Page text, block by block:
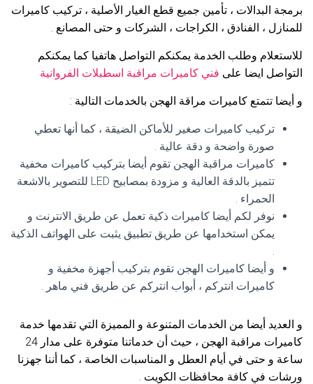
برمجة البدالات ، تأمين جميع قطع الغيار الأصلية ، تركيب كاميرات
للمنازل ، الفنادق ، الكراجات ، الشركات و حتى المصانع .
للاستعلام وطلب الخدمة يمكنكم التواصل هاتفيا كما يمكنكم
التواصل ايضا على فني كاميرات مراقبة اسطبلات الفروانية
و أيضا تتمتع كاميرات مراقة الهجن بالخدمات التالية :
تركيب كاميرات صغير للأماكن الضيقة ، كما أنها تعطي
صورة واضحة و دقة عالية .
كاميرات مراقبة الهجن تقوم أيضا بتركيب كاميرات مخفية
تتميز بالدقة العالية و مزودة بمصابيح LED للتصوير بالاشعة
الحمراء .
نوفر لكم أيضا كاميرات ذكية تعمل عن طريق الانترنت و
يمكن استخدامها عن طريق تطبيق يثبت على الهواتف الذكية
.
و أيضا كاميرات الهجن تقوم بتركيب أجهزة مخفية و
كاميرات انتركم ، أبواب انتركم عن طريق فني ماهر .
و العديد أيضا من الخدمات المتنوعة و المميزة التي تقدمها خدمة
كاميرات مراقبة الهجن ، حيث أن خدماتنا متوفرة على مدار 24
ساعة و حتى في أيام العطل و المناسبات الخاصة ، كما أننا جهزنا
ورشات في كافة محافظات الكويت .